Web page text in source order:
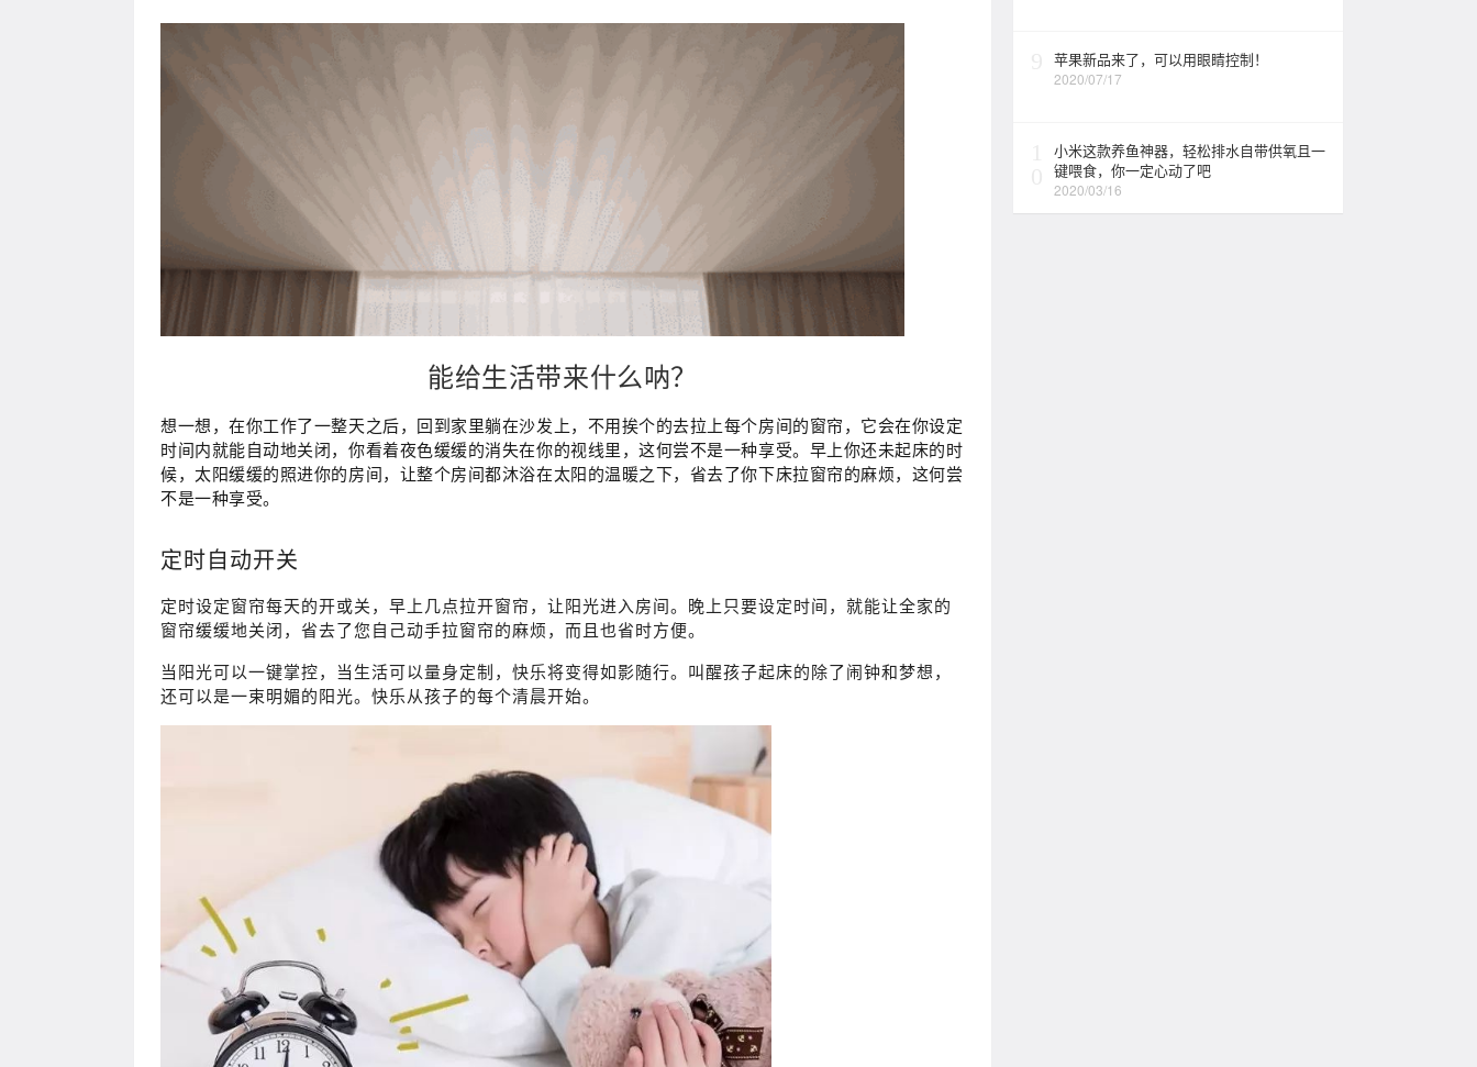
能给生活带来什么呐？
想一想，在你工作了一整天之后，回到家里躺在沙发上，不用挨个的去拉上每个房间的窗帘，它会在你设定
时间内就能自动地关闭，你看着夜色缓缓的消失在你的视线里，这何尝不是一种享受。早上你还未起床的时
候，太阳缓缓的照进你的房间，让整个房间都沐浴在太阳的温暖之下，省去了你下床拉窗帘的麻烦，这何尝
不是一种享受。
定时自动开关
定时设定窗帘每天的开或关，早上几点拉开窗帘，让阳光进入房间。晚上只要设定时间，就能让全家的
窗帘缓缓地关闭，省去了您自己动手拉窗帘的麻烦，而且也省时方便。
当阳光可以一键掌控，当生活可以量身定制，快乐将变得如影随行。叫醒孩子起床的除了闹钟和梦想，
还可以是一束明媚的阳光。快乐从孩子的每个清晨开始。
苹果新品来了，可以用眼睛控制！
2020/07/17
小米这款养鱼神器，轻松排水自带供氧且一
键喂食，你一定心动了吧
2020/03/16